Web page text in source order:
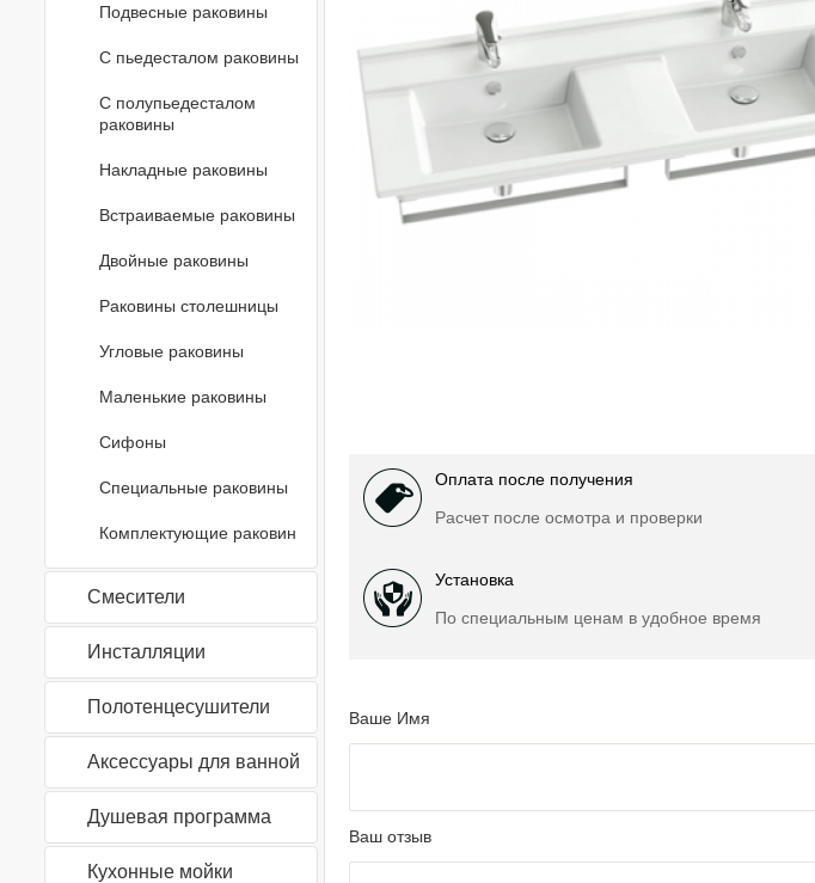
Подвесные раковины
С пьедесталом раковины
С полупьедесталом
раковины
Накладные раковины
Встраиваемые раковины
Двойные раковины
Раковины столешницы
Угловые раковины
Маленькие раковины
Сифоны
Специальные раковины
Комплектующие раковин
Смесители
Инсталляции
Полотенцесушители
Аксессуары для ванной
Душевая программа
Кухонные мойки
Оплата после получения
Расчет после осмотра и проверки
Установка
По специальным ценам в удобное время
Ваше Имя
Ваш отзыв